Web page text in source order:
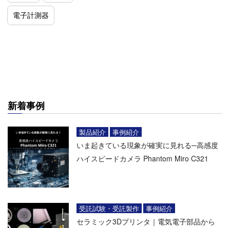
電子計測器
新着事例
製品紹介 事例紹介
いま起きている現象が確実に見れる─高感度
ハイスピードカメラ Phantom Miro C321
受託試験・受託製作 事例紹介
セラミック3Dプリンタ｜電気電子部品から